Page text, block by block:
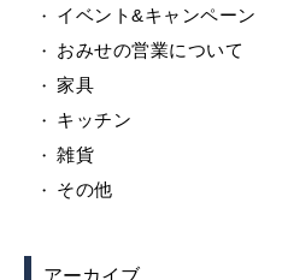
イベント&キャンペーン
おみせの営業について
家具
キッチン
雑貨
その他
アーカイブ